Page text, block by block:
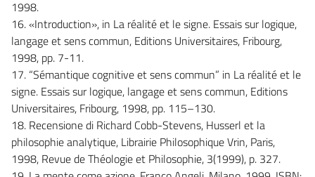
1998.
16. «Introduction», in La réalité et le signe. Essais sur logique,
langage et sens commun, Editions Universitaires, Fribourg,
1998, pp. 7-11.
17. “Sémantique cognitive et sens commun” in La réalité et le
signe. Essais sur logique, langage et sens commun, Editions
Universitaires, Fribourg, 1998, pp. 115–130.
18. Recensione di Richard Cobb-Stevens, Husserl et la
philosophie analytique, Librairie Philosophique Vrin, Paris,
1998, Revue de Théologie et Philosophie, 3(1999), p. 327.